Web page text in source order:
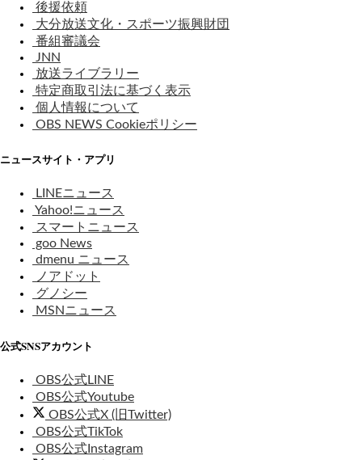
後援依頼
大分放送文化・スポーツ振興財団
番組審議会
JNN
放送ライブラリー
特定商取引法に基づく表示
個人情報について
OBS NEWS Cookieポリシー
ニュースサイト・アプリ
LINEニュース
Yahoo!ニュース
スマートニュース
goo News
dmenu ニュース
ノアドット
グノシー
MSNニュース
公式SNSアカウント
OBS公式LINE
OBS公式Youtube
OBS公式X (旧Twitter)
OBS公式TikTok
OBS公式Instagram